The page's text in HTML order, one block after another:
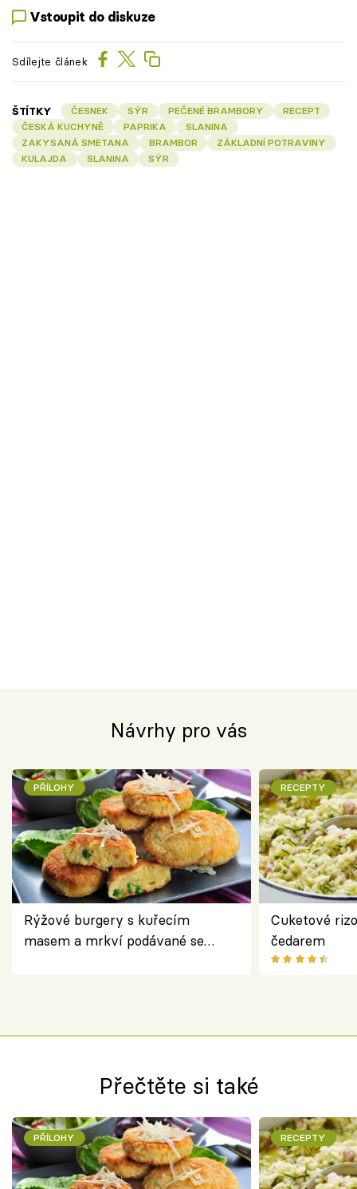
Vstoupit do diskuze
Sdílejte článek
ŠTÍTKY ČESNEK SÝR PEČENÉ BRAMBORY
RECEPT
ČESKÁ KUCHYNĚ
PAPRIKA
SLANINA
ZAKYSANÁ SMETANA
BRAMBOR
ZÁKLADNÍ POTRAVINY
KULAJDA
SLANINA SÝR
Návrhy pro vás
PŘÍLOHY
Rýžové burgery s kuřecím
masem a mrkví podávané se
RECEPTY
Cuketové
čedarem
Přečtěte si také
PŘÍLOHY RECEPTY